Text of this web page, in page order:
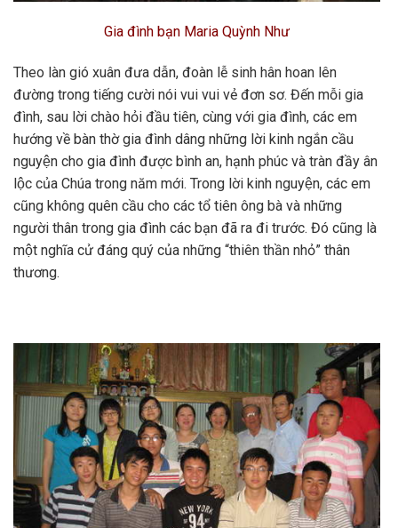
Gia đình bạn Maria Quỳnh Như
Theo làn gió xuân đưa dẫn, đoàn lễ sinh hân hoan lên
đường trong tiếng cười nói vui vui vẻ đơn sơ. Đến mỗi gia
đình, sau lời chào hỏi đầu tiên, cùng với gia đình, các em
hướng về bàn thờ gia đình dâng những lời kinh ngắn cầu
nguyện cho gia đình được bình an, hạnh phúc và tràn đầy ân
lộc của Chúa trong năm mới. Trong lời kinh nguyện, các em
cũng không quên cầu cho các tổ tiên ông bà và những
người thân trong gia đình các bạn đã ra đi trước. Đó cũng là
một nghĩa cử đáng quý của những “thiên thần nhỏ” thân
thương.